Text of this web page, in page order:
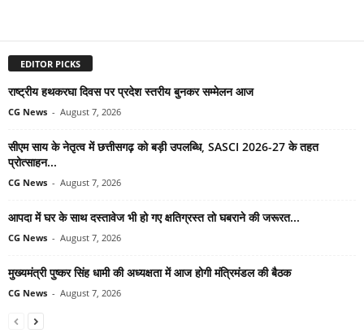
EDITOR PICKS
राष्ट्रीय हथकरघा दिवस पर प्रदेश स्तरीय बुनकर सम्मेलन आज
CG News - August 7, 2026
सीएम साय के नेतृत्व में छत्तीसगढ़ को बड़ी उपलब्धि, SASCI 2026-27 के तहत
प्रोत्साहन...
CG News - August 7, 2026
आपदा में घर के साथ दस्तावेज भी हो गए क्षतिग्रस्त तो घबराने की जरूरत...
CG News - August 7, 2026
मुख्यमंत्री पुष्कर सिंह धामी की अध्यक्षता में आज होगी मंत्रिमंडल की बैठक
CG News - August 7, 2026